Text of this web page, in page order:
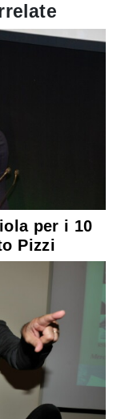
per i 10
Pizzi